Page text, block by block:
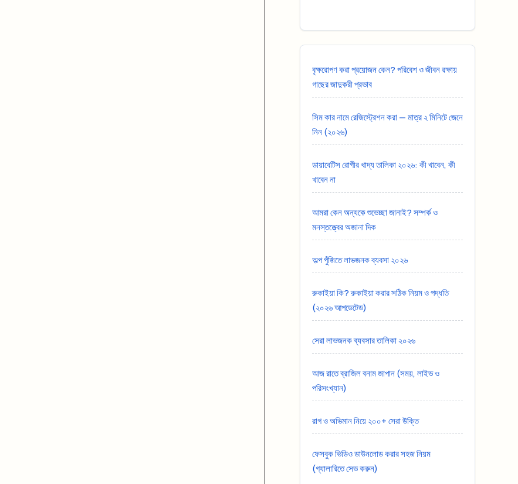
বৃক্ষরোপণ করা প্রয়োজন কেন? পরিবেশ ও জীবন রক্ষায়
গাছের জাদুকরী প্রভাব
সিম কার নামে রেজিস্ট্রেশন করা — মাত্র ২ মিনিটে জেনে
নিন (২০২৬)
ডায়াবেটিস রোগীর খাদ্য তালিকা ২০২৬: কী খাবেন, কী
খাবেন না
আমরা কেন অন্যকে শুভেচ্ছা জানাই? সম্পর্ক ও
মনস্তত্ত্বের অজানা দিক
অল্প পুঁজিতে লাভজনক ব্যবসা ২০২৬
রুকাইয়া কি? রুকাইয়া করার সঠিক নিয়ম ও পদ্ধতি
(২০২৬ আপডেটেড)
সেরা লাভজনক ব্যবসার তালিকা ২০২৬
আজ রাতে ব্রাজিল বনাম জাপান (সময়, লাইভ ও
পরিসংখ্যান)
রাগ ও অভিমান নিয়ে ২০০+ সেরা উক্তি
ফেসবুক ভিডিও ডাউনলোড করার সহজ নিয়ম
(গ্যালারিতে সেভ করুন)